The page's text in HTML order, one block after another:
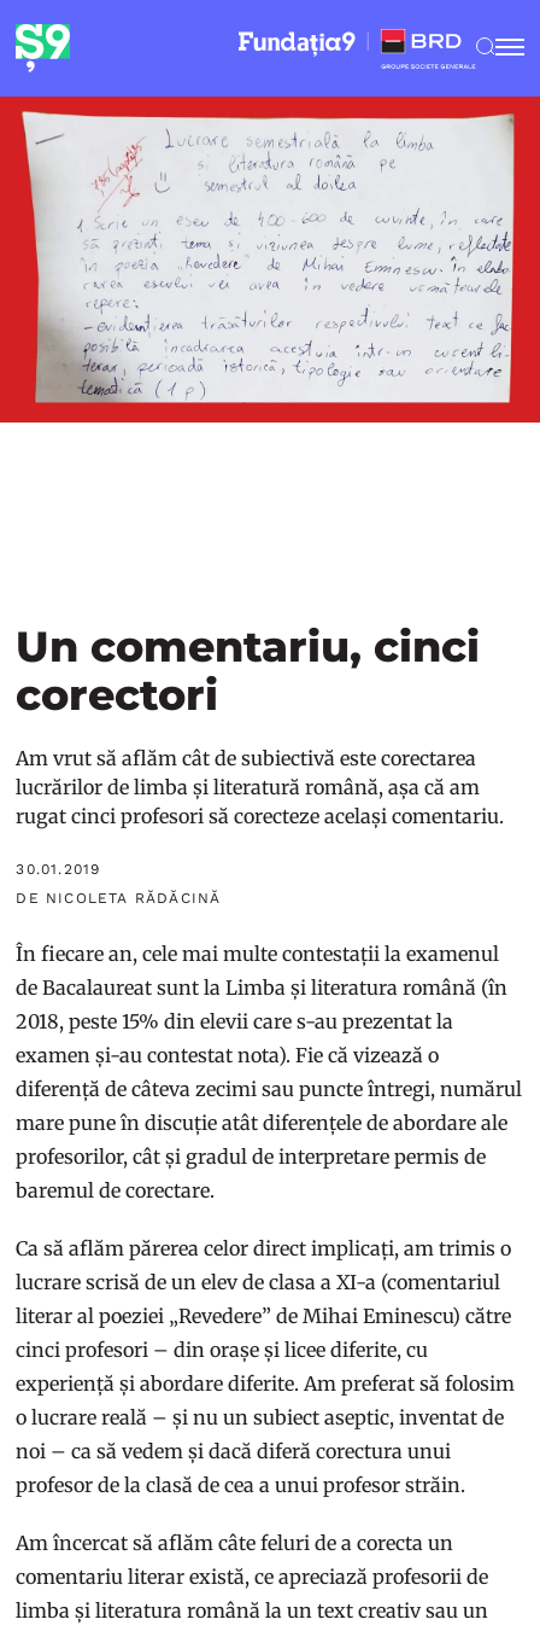
Un comentariu, cinci
corectori
Am vrut să aflăm cât de subiectivă este corectarea
lucrărilor de limba și literatură română, așa că am
rugat cinci profesori să corecteze același comentariu.
30.01.2019
DE NICOLETA RĂDĂCINĂ
În fiecare an, cele mai multe contestații la examenul
de Bacalaureat sunt la Limba și literatura română (în
2018, peste 15% din elevii care s-au prezentat la
examen și-au contestat nota). Fie că vizează o
diferență de câteva zecimi sau puncte întregi, numărul
mare pune în discuție atât diferențele de abordare ale
profesorilor, cât și gradul de interpretare permis de
baremul de corectare.
Ca să aflăm părerea celor direct implicați, am trimis o
lucrare scrisă de un elev de clasa a XI-a (comentariul
literar al poeziei „Revedere” de Mihai Eminescu) către
cinci profesori – din orașe și licee diferite, cu
experiență și abordare diferite. Am preferat să folosim
o lucrare reală – și nu un subiect aseptic, inventat de
noi – ca să vedem și dacă diferă corectura unui
profesor de la clasă de cea a unui profesor străin.
Am încercat să aflăm câte feluri de a corecta un
comentariu literar există, ce apreciază profesorii de
limba și literatura română la un text creativ sau un